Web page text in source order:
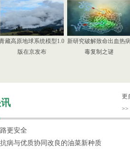
藏高原地球系统模型1.0
版在京发布
新研究破解致命出血热
毒复制之谜
更
>>
更安全
病与优质协同改良的油菜新种质